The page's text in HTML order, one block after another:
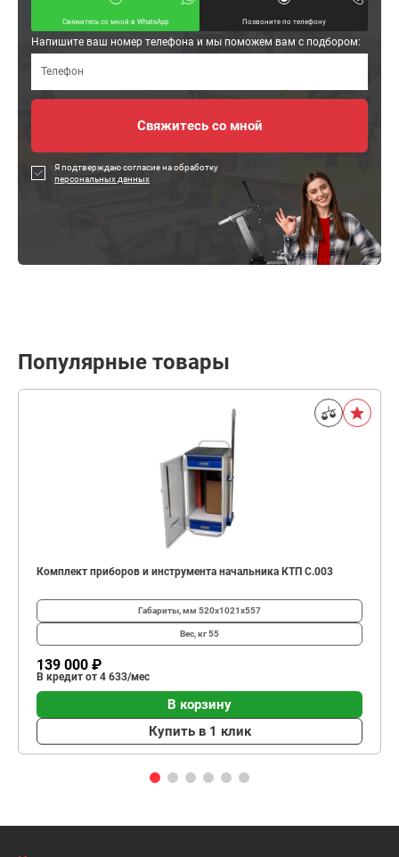
Свяжитесь со мной в WhatsApp Позвоните по телефону
Напишите ваш номер телефона и мы поможем вам с подбором:
Я подтверждаю согласие на обработку
персональных данных
Популярные товары
Комплект приборов и инструмента начальника КТП C.003
Габариты, мм 520х1021х557
Вес, кг55
139 000 ₽
В кредит от 4 633/мес
В корзину
Купить в 1 клик